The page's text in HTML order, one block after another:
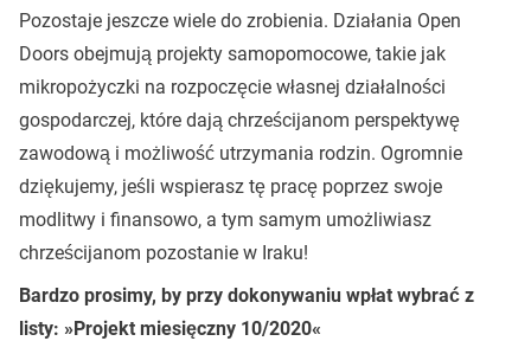
Pozostaje jeszcze wiele do zrobienia. Działania Open
Doors obejmują projekty samopomocowe, takie jak
mikropożyczki na rozpoczęcie własnej działalności
gospodarczej, które dają chrześcijanom perspektywę
zawodową i możliwość utrzymania rodzin. Ogromnie
dziękujemy, jeśli wspierasz tę pracę poprzez swoje
modlitwy i finansowo, a tym samym umożliwiasz
chrześcijanom pozostanie w Iraku!
Bardzo prosimy, by przy dokonywaniu wpłat wybrać z
listy: »Projekt miesięczny 10/2020«